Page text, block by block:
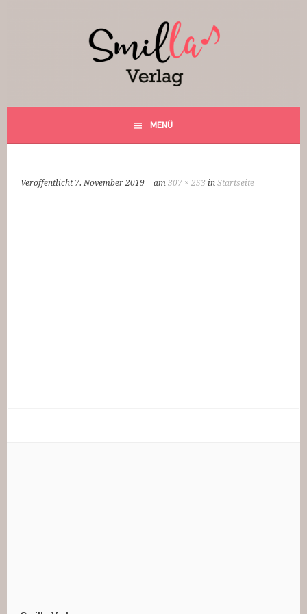
Smilla Verlag
24 Weihnachtsfantasien
MENÜ
Veröffentlicht 7. November 2019 am307 × 253 inStartseite